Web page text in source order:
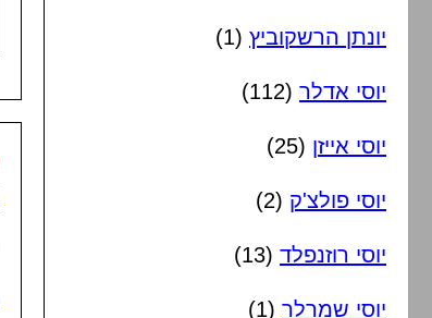
יונתן הרשקוביץ (1)
יוסי אדלר (112)
יוסי אייזן (25)
יוסי פולצ'ק (2)
יוסי רוזנפלד (13)
יוסי שמרלר (1)